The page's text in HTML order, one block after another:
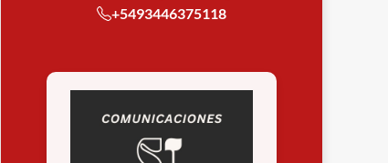
+5493446375118